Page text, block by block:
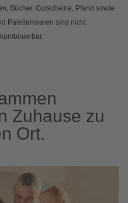
Bücher, Gutscheine, Pfand sowie
Palettenwaren sind nicht
Zuhause zu
Ort.